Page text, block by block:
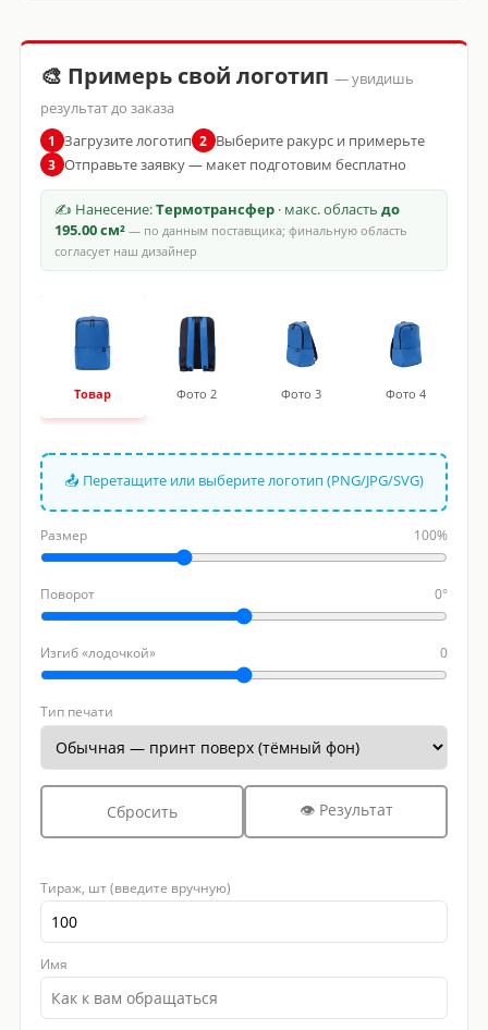
🎨 Примерь свой логотип — увидишь
результат до заказа
1 Загрузите логотип 2 Выберите ракурс и примерьте
3 Отправьте заявку — макет подготовим бесплатно
✍ Нанесение:Термотрансфер· макс. область до
195.00 см²— по данным поставщика; финальную область
согласует наш дизайнер
Товар Фото 2 Фото 3 Фото 4
📤 Перетащите или выберите логотип (PNG/JPG/SVG)
Размер 100%
Поворот 0°
Изгиб «лодочкой» 0
Тип печати
Сбросить 👁 Результат
Тираж, шт (введите вручную)
Имя